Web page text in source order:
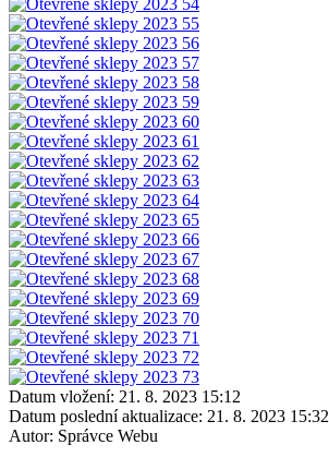
Datum vložení: 21. 8. 2023 15:12
Datum poslední aktualizace: 21. 8. 2023 15:32
Autor: Správce Webu